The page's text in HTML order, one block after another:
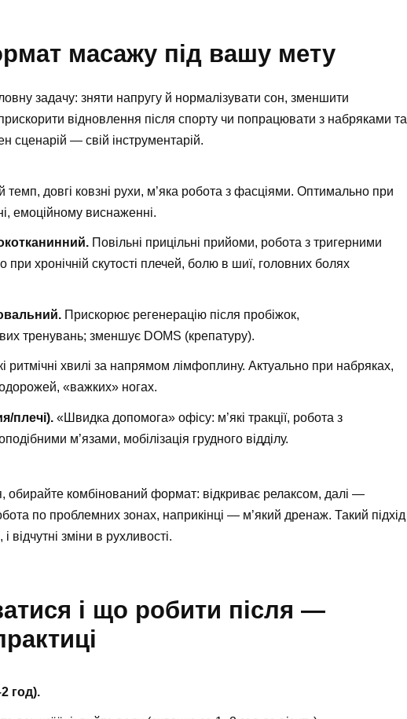
масажу під вашу мету
задачу: зняти напругу й нормалізувати сон, зменшити
відновлення після спорту чи попрацювати з набряками та
сценарій — свій інструментарій.
темп, довгі ковзні рухи, м’яка робота з фасціями. Оптимально при
емоційному виснаженні.
Повільні прицільні прийоми, робота з тригерними
хронічній скутості плечей, болю в шиї, головних болях
Прискорює регенерацію після пробіжок,
тренувань; зменшує DOMS (крепатуру).
ритмічні хвилі за напрямом лімфоплину. Актуально при набряках,
«важких» ногах.
плечі). «Швидка допомога» офісу: м’які тракції, робота з
м’язами, мобілізація грудного відділу.
обирайте комбінований формат: відкриває релаксом, далі —
по проблемних зонах, наприкінці — м’який дренаж. Такий підхід
відчутні зміни в рухливості.
і що робити після —
год).